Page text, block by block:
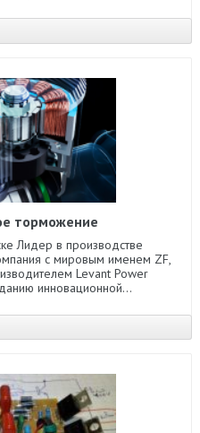
торможение
Лидер в производстве
с мировым именем ZF,
Levant Power
инновационной...